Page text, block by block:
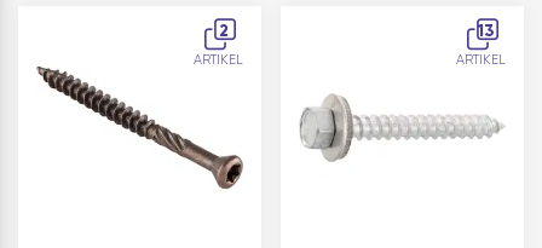
einsatzgehärtet und
duplexbeschichtetIn…
speziell für Hartholz.
Die Schraube verfüg…
2
ARTIKEL
13
ARTIKEL